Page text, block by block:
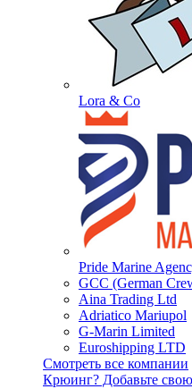
Lora & Co
Pride Marine
GCC (German
Aina Trading Ltd
Adriatico Mariupol
G-Marin Limited
Euroshipping LTD
Смотреть все компании
Крюинг? Добавьте